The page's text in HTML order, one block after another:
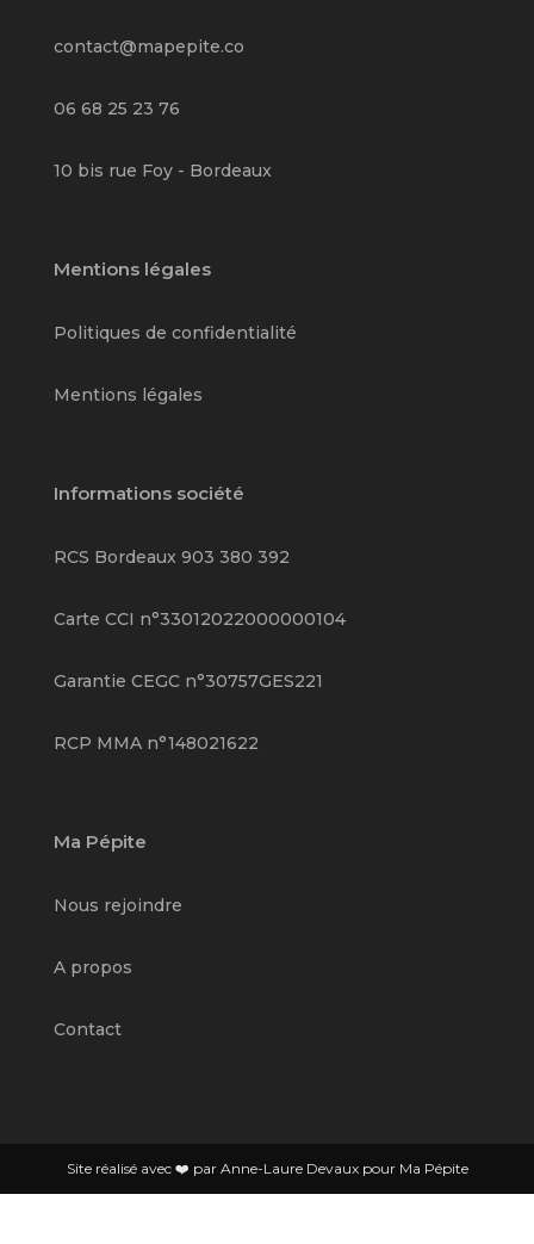
contact@mapepite.co
06 68 25 23 76
10 bis rue Foy - Bordeaux
Mentions légales
Politiques de confidentialité
Mentions légales
Informations société
RCS Bordeaux 903 380 392
Carte CCI n°33012022000000104
Garantie CEGC n°30757GES221
RCP MMA n°148021622
Ma Pépite
Nous rejoindre
A propos
Contact
Site réalisé avec ❤️ par Anne-Laure Devaux pour Ma Pépite